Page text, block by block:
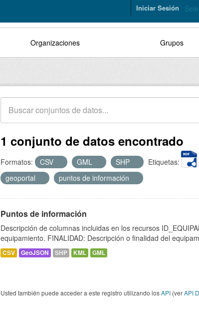
Iniciar Sesión
Organizaciones Grupos
1 conjunto de datos encontrado
Formatos: CSV GML SHP
Etiquetas:
geoportal
puntos de información
Puntos de información
Descripción de columnas incluidas en los recursos
equipamiento. FINALIDAD: Descripción o finalidad del
CSV GeoJSON SHP KML GML
Usted también puede acceder a este registro utilizando losAPI (verAPI